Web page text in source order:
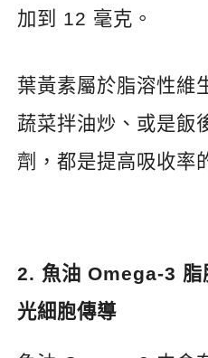
加到 12 毫克。
葉黃素屬於脂溶性維
蔬菜拌油炒、或是飯
劑，都是提高吸收率
2. 魚油 Omega-3 脂
光細胞傳導